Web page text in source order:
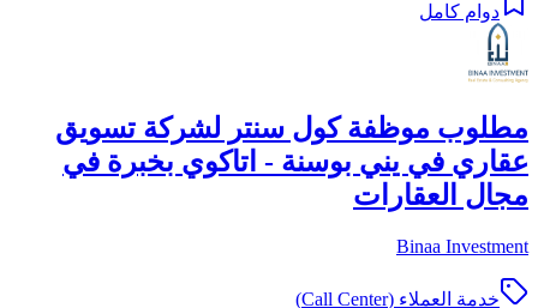
دوام كامل
مطلوب موظفة كول سنتر لشركة تسويق
عقاري في يني بوسنة - اتاكوي بخبرة في
مجال العقارات
Binaa Investment
خدمة العملاء (Call Center)